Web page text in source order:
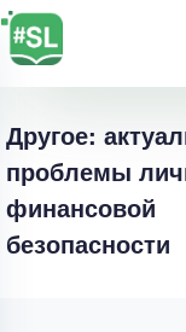
Другое:
проблемы
финансовой
безопасности